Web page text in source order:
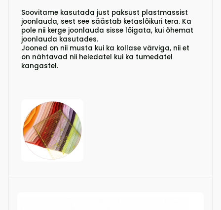
Soovitame kasutada just paksust plastmassist
joonlauda, sest see säästab ketaslõikuri tera. Ka
pole nii kerge joonlauda sisse lõigata, kui õhemat
joonlauda kasutades.
Jooned on nii musta kui ka kollase värviga, nii et
on nähtavad nii heledatel kui ka tumedatel
kangastel.